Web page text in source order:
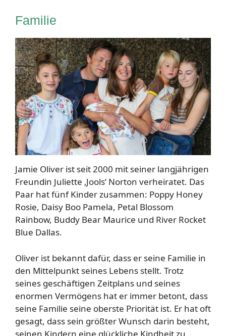
Familie
Jamie Oliver ist seit 2000 mit seiner langjährigen
Freundin Juliette ‚Jools‘ Norton verheiratet. Das
Paar hat fünf Kinder zusammen: Poppy Honey
Rosie, Daisy Boo Pamela, Petal Blossom
Rainbow, Buddy Bear Maurice und River Rocket
Blue Dallas.
Oliver ist bekannt dafür, dass er seine Familie in
den Mittelpunkt seines Lebens stellt. Trotz
seines geschäftigen Zeitplans und seines
enormen Vermögens hat er immer betont, dass
seine Familie seine oberste Priorität ist. Er hat oft
gesagt, dass sein größter Wunsch darin besteht,